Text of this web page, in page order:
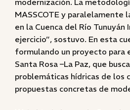
modernización. La
MASSCOTE y paralelamente
en la Cuenca del Río
ejercicio”, sostuvo. En esta
formulando un proyecto para
Santa Rosa –La Paz, que
problemáticas hídricas de los
propuestas concretas de